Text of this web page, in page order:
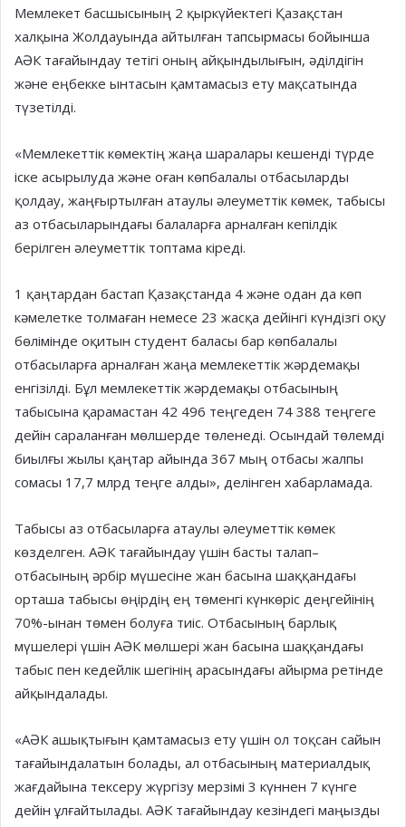
Мемлекет басшысының 2 қыркүйектегі Қазақстан
халқына Жолдауында айтылған тапсырмасы бойынша
АӘК тағайындау тетігі оның айқындылығын, әділдігін
және еңбекке ынтасын қамтамасыз ету мақсатында
түзетілді.
«Мемлекеттік көмектің жаңа шаралары кешенді түрде
іске асырылуда және оған көпбалалы отбасыларды
қолдау, жаңғыртылған атаулы әлеуметтік көмек, табысы
аз отбасыларындағы балаларға арналған кепілдік
берілген әлеуметтік топтама кіреді.
1 қаңтардан бастап Қазақстанда 4 және одан да көп
кәмелетке толмаған немесе 23 жасқа дейінгі күндізгі оқу
бөлімінде оқитын студент баласы бар көпбалалы
отбасыларға арналған жаңа мемлекеттік жәрдемақы
енгізілді. Бұл мемлекеттік жәрдемақы отбасының
табысына қарамастан 42 496 теңгеден 74 388 теңгеге
дейін сараланған мөлшерде төленеді. Осындай төлемді
биылғы жылы қаңтар айында 367 мың отбасы жалпы
сомасы 17,7 млрд теңге алды», делінген хабарламада.
Табысы аз отбасыларға атаулы әлеуметтік көмек
көзделген. АӘК тағайындау үшін басты талап–
отбасының әрбір мүшесіне жан басына шаққандағы
орташа табысы өңірдің ең төменгі күнкөріс деңгейінің
70%-ынан төмен болуға тиіс. Отбасының барлық
мүшелері үшін АӘК мөлшері жан басына шаққандағы
табыс пен кедейлік шегінің арасындағы айырма ретінде
айқындалады.
«АӘК ашықтығын қамтамасыз ету үшін ол тоқсан сайын
тағайындалатын болады, ал отбасының материалдық
жағдайына тексеру жүргізу мерзімі 3 күннен 7 күнге
дейін ұлғайтылады. АӘК тағайындау кезіндегі маңызды